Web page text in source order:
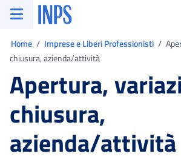
Vai al menu principale
Vai al contenuto principale
Vai al pie' di pagina
INPS ()
Home Imprese e Liberi Professionisti
chiusura, azienda/attività
Apertura,
chiusura,
azienda/attività